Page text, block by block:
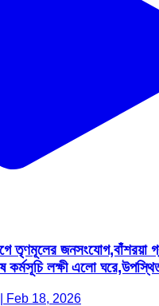
তৃণমূলের জনসংযোগ,বাঁশরয়া
কর্মসূচি লক্ষী এলো
Feb 18, 2026